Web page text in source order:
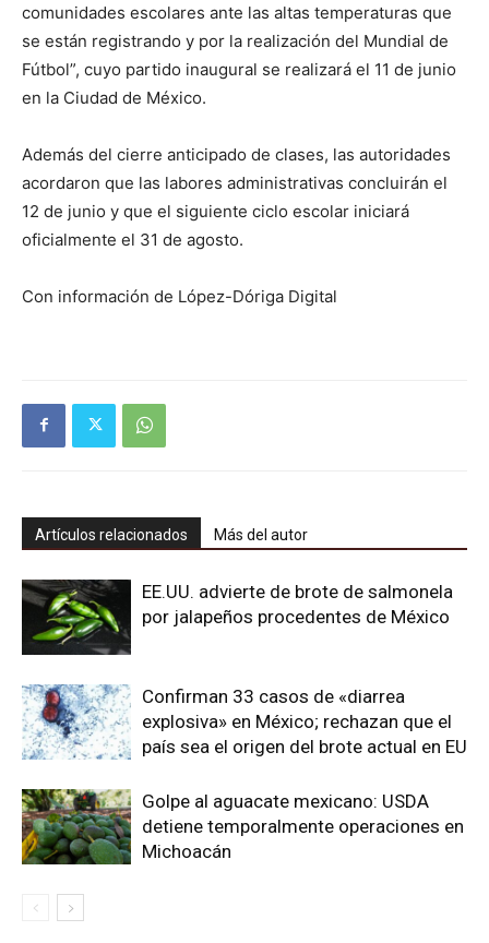
comunidades escolares ante las altas temperaturas que
se están registrando y por la realización del Mundial de
Fútbol”, cuyo partido inaugural se realizará el 11 de junio
en la Ciudad de México.
Además del cierre anticipado de clases, las autoridades
acordaron que las labores administrativas concluirán el
12 de junio y que el siguiente ciclo escolar iniciará
oficialmente el 31 de agosto.
Con información de López-Dóriga Digital
Artículos relacionados Más del autor
EE.UU. advierte de brote de salmonela
por jalapeños procedentes de México
Confirman 33 casos de «diarrea
explosiva» en México; rechazan que el
país sea el origen del brote actual en EU
Golpe al aguacate mexicano: USDA
detiene temporalmente operaciones en
Michoacán